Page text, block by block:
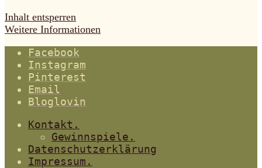
Inhalt entsperren
Weitere Informationen
Facebook
Instagram
Pinterest
Email
Bloglovin
Kontakt.
Gewinnspiele.
Datenschutzerklärung
Impressum.